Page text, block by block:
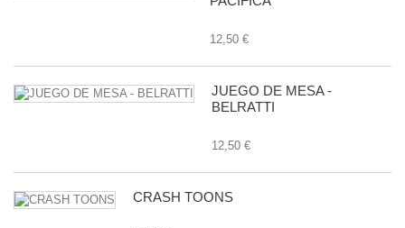
12,50 €
JUEGO DE MESA -
BELRATTI
12,50 €
CRASH TOONS